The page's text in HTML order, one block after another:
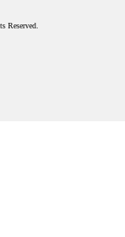
Reserved.